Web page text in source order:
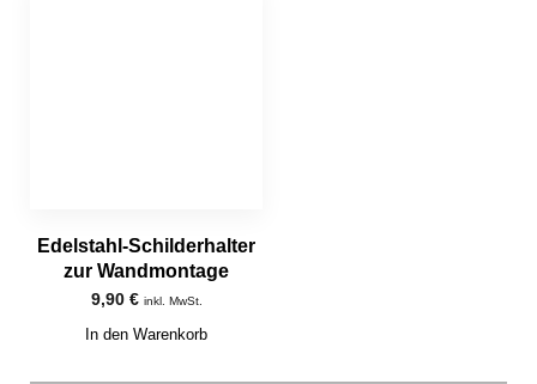
Edelstahl-Schilderhalter
zur Wandmontage
9,90 € inkl. MwSt.
In den Warenkorb